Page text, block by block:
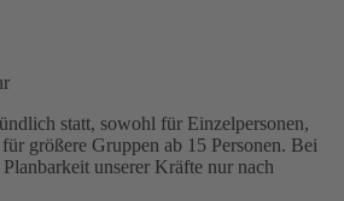
statt, sowohl für Einzelpersonen,
größere Gruppen ab 15 Personen. Bei
unserer Kräfte nur nach